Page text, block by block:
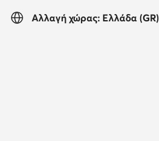
Αλλαγή χώρας: Ελλάδα (GR)